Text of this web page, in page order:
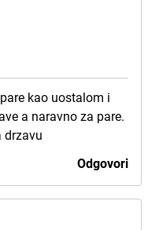
kao uostalom i
a naravno za pare.
drzavu
Odgovori